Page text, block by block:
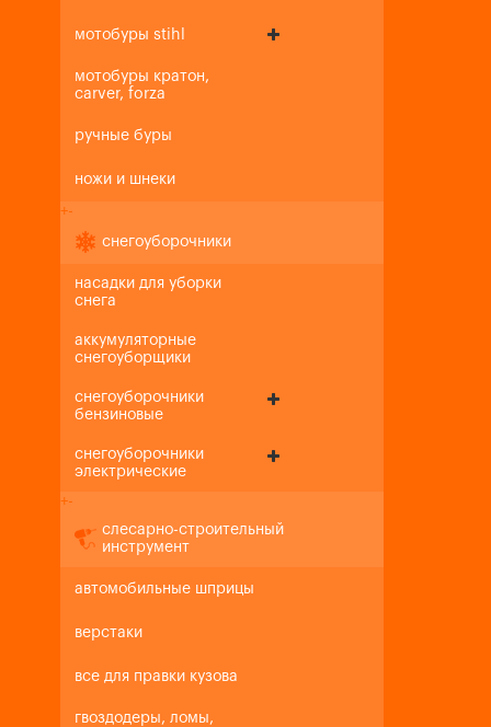
мотобуры stihl
мотобуры кратон,
carver, forza
ручные буры
ножи и шнеки
+-
снегоуборочники
насадки для уборки
снега
аккумуляторные
снегоуборщики
снегоуборочники
бензиновые
снегоуборочники
электрические
+-
слесарно-строительный
инструмент
автомобильные шприцы
верстаки
все для правки кузова
гвоздодеры, ломы,